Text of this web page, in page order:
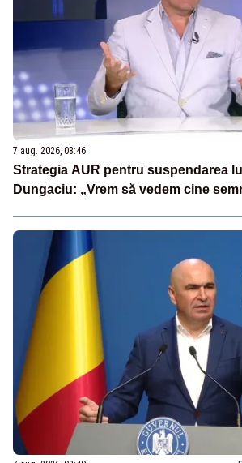
7 aug. 2026, 08:46
Strategia AUR pentru suspendarea
Dungaciu: „Vrem să vedem cine